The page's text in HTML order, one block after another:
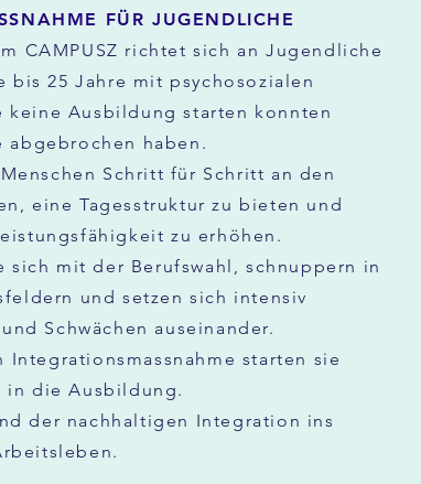
FÜR JUGENDLICHE
CAMPUSZ richtet sich an Jugendliche
bis 25 Jahre mit psychosozialen
keine Ausbildung starten konnten
abgebrochen haben.
Schritt für Schritt an den
eine Tagesstruktur zu bieten und
zu erhöhen.
mit der Berufswahl, schnuppern in
und setzen sich intensiv
Schwächen auseinander.
starten sie
in die Ausbildung.
der nachhaltigen Integration ins